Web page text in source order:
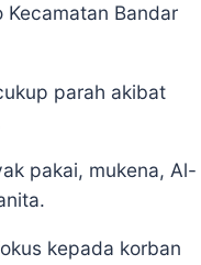
Bandar
parah akibat
pakai, mukena, Al-
kepada korban